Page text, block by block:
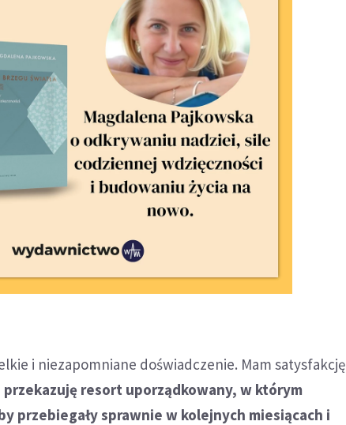
i niezapomniane doświadczenie. Mam satysfakcję
przekazuję resort uporządkowany, w którym
przebiegały sprawnie w kolejnych miesiącach i